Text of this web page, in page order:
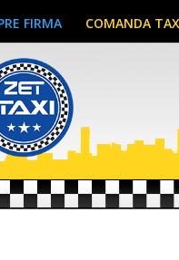
FIRMA COMANDA